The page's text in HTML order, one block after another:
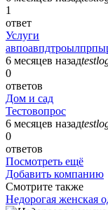
1
ответ
Услуги
6 месяцев назад
0
ответов
Дом и сад
Тестовопрос
6 месяцев назад
0
ответов
Посмотреть ещё
Добавить компанию
Смотрите также
Недорогая женская